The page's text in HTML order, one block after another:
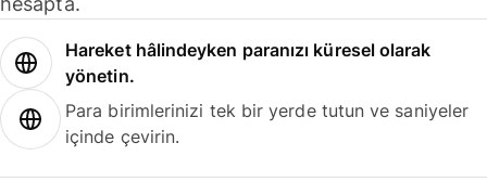
Hareket hâlindeyken paranızı küresel olarak
yönetin.
Para birimlerinizi tek bir yerde tutun ve saniyeler
içinde çevirin.